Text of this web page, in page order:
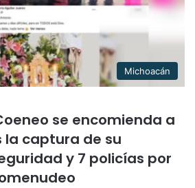
Michoacán
se encomienda a
la captura de su
y 7 policías por